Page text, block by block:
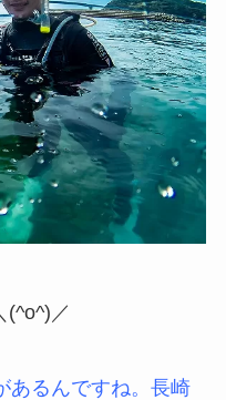
(^o^)／
あるんですね。長崎